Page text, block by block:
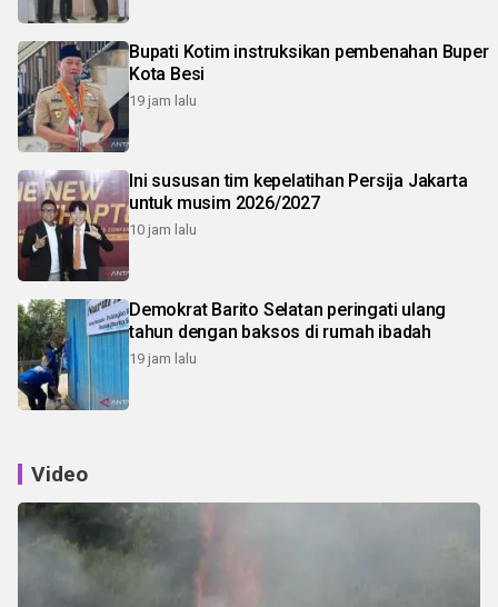
Bupati Kotim instruksikan pembenahan Buper
Kota Besi
19 jam lalu
Ini sususan tim kepelatihan Persija Jakarta
untuk musim 2026/2027
10 jam lalu
Demokrat Barito Selatan peringati ulang
tahun dengan baksos di rumah ibadah
19 jam lalu
Video